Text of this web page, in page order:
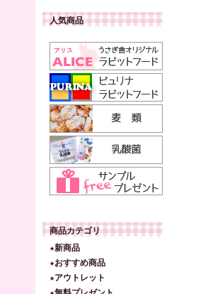
人気商品
商品カテゴリ
★新商品
★おすすめ商品
★アウトレット